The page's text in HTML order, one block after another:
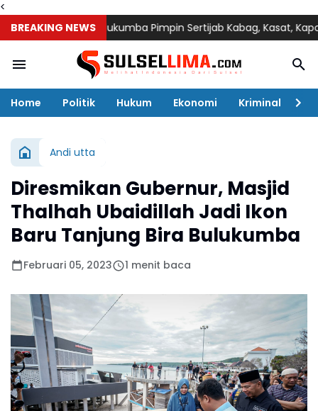
<
BREAKING NEWS
Kapolres Bulukumba Pimpin Sertijab Kabag, Kasat, Kapolsek,
Home Politik Hukum Ekonomi Kriminal
Andi utta
Diresmikan Gubernur, Masjid
Thalhah Ubaidillah Jadi Ikon
Baru Tanjung Bira Bulukumba
Februari 05, 2023 1 menit baca